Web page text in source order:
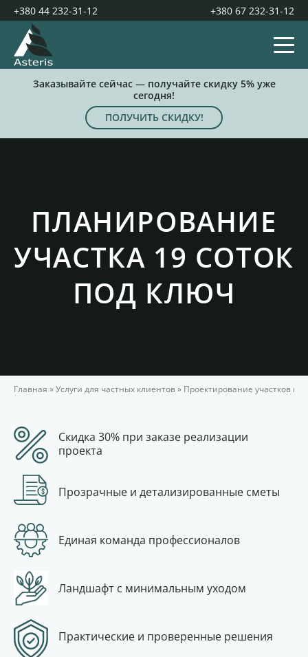
+380 44 232-31-12 +380 67 232-31-12
Заказывайте сейчас — получайте скидку 5% уже
сегодня!
ПОЛУЧИТЬ СКИДКУ!
ПЛАНИРОВАНИЕ
УЧАСТКА 19 СОТОК
ПОД КЛЮЧ
Главная »Услуги для частных клиентов» Проектирование участков
Скидка 30% при заказе реализации
проекта
Прозрачные и детализированные сметы
Единая команда профессионалов
Ландшафт с минимальным уходом
Практические и проверенные решения